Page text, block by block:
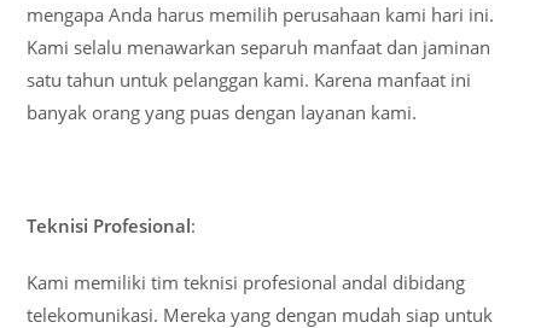
mengapa Anda harus memilih perusahaan kami hari ini.
Kami selalu menawarkan separuh manfaat dan jaminan
satu tahun untuk pelanggan kami. Karena manfaat ini
banyak orang yang puas dengan layanan kami.
Teknisi Profesional:
Kami memiliki tim teknisi profesional andal dibidang
telekomunikasi. Mereka yang dengan mudah siap untuk